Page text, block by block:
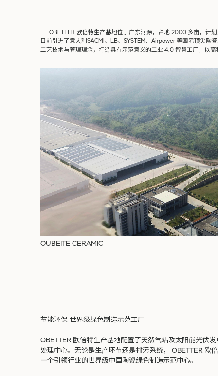
OBETTER 欧倍特生产基地位于广东河源，占地 2000 多亩，计
目前引进了意大利SACMI、LB、SYSTEM、Airpower等国际顶尖陶
工艺技术与管理理念，打造具有示范意义的工业 4.0 智慧工厂，以
OUBEITE CERAMIC
节能环保 世界级绿色制造示范工厂
OBETTER 欧倍特生产基地配置了天然气站及太阳能光伏
处理中心。无论是生产环节还是排污系统，
OBETTER 欧
一个引领行业的世界级中国陶瓷绿色制造示范中心。